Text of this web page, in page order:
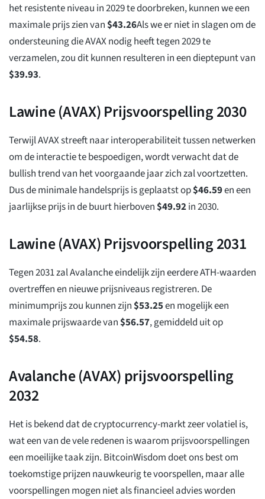
het resistente niveau in 2029 te doorbreken, kunnen we een
maximale prijs zien van$43.26Als we er niet in slagen om de
ondersteuning die AVAX nodig heeft tegen 2029 te
verzamelen, zou dit kunnen resulteren in een dieptepunt van
$39.93.
Lawine (AVAX) Prijsvoorspelling 2030
Terwijl AVAX streeft naar interoperabiliteit tussen netwerken
om de interactie te bespoedigen, wordt verwacht dat de
bullish trend van het voorgaande jaar zich zal voortzetten.
Dus de minimale handelsprijs is geplaatst op$46.59en een
jaarlijkse prijs in de buurt hierboven$49.92in 2030.
Lawine (AVAX) Prijsvoorspelling 2031
Tegen 2031 zal Avalanche eindelijk zijn eerdere ATH-waarden
overtreffen en nieuwe prijsniveaus registreren. De
minimumprijs zou kunnen zijn$53.25en mogelijk een
maximale prijswaarde van$56.57, gemiddeld uit op
$54.58.
Avalanche (AVAX) prijsvoorspelling
2032
Het is bekend dat de cryptocurrency-markt zeer volatiel is,
wat een van de vele redenen is waarom prijsvoorspellingen
een moeilijke taak zijn. BitcoinWisdom doet ons best om
toekomstige prijzen nauwkeurig te voorspellen, maar alle
voorspellingen mogen niet als financieel advies worden